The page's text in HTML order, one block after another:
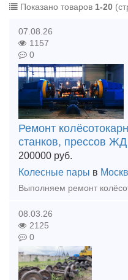
Показано товаров 1-20
07.08.26
1157
0
Ремонт
станков, прессов
200000 руб.
Колесные пары в
08.03.26
2125
0